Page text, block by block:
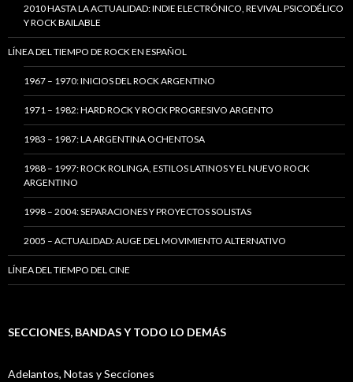
2010 HASTA LA ACTUALIDAD: INDIE ELECTRÓNICO, REVIVAL PSICODÉLICO
Y ROCK BAILABLE
LÍNEA DEL TIEMPO DE ROCK EN ESPAÑOL
1967 – 1970: INICIOS DEL ROCK ARGENTINO
1971 – 1982: HARD ROCK Y ROCK PROGRESIVO ARGENTO
1983 – 1987: LA ARGENTINA OCHENTOSA
1988 – 1997: ROCK ROLINGA, ESTILOS LATINOS Y EL NUEVO ROCK
ARGENTINO
1998 – 2004: SEPARACIONES Y PROYECTOS SOLISTAS
2005 – ACTUALIDAD: AUGE DEL MOVIMIENTO ALTERNATIVO
LÍNEA DEL TIEMPO DEL CINE
SECCIONES, BANDAS Y TODO LO DEMÁS
Adelantos, Notas y Secciones